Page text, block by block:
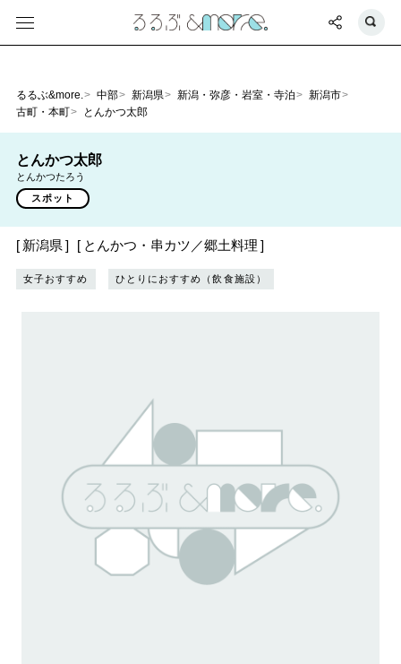
るるぶ&more. 中部 新潟県 新潟・弥彦・岩室・寺泊
新潟市
古町・本町
とんかつ太郎
とんかつ太郎
とんかつたろう
スポット
新潟県 とんかつ・串カツ／郷土料理
女子おすすめ ひとりにおすすめ（飲食施設）